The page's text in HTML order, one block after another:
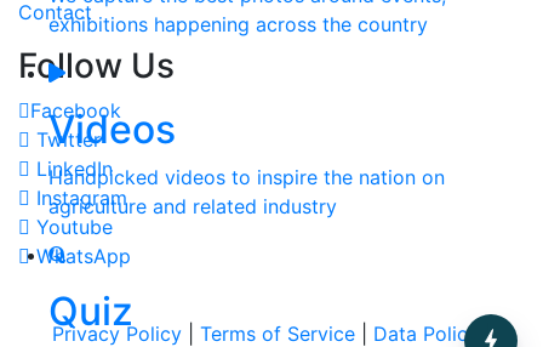
exhibitions happening across the country
Videos
Handpicked videos to inspire the nation on
agriculture and related industry
Quiz
Contact
Follow Us
Facebook
Twitter
LinkedIn
Instagram
Youtube
WhatsApp
Privacy Policy Terms of Service Data Policy |